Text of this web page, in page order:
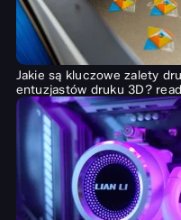
Jakie są kluczowe zalety
entuzjastów druku 3D?